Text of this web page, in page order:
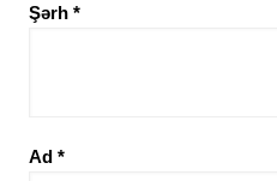
Şərh *
Ad *